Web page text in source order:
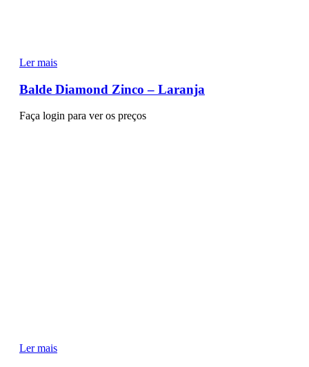
Ler mais
Balde Diamond Zinco – Laranja
Faça login para ver os preços
Ler mais